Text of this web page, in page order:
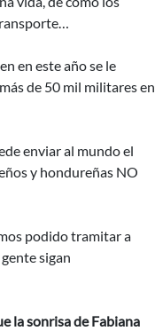
en este año se le
de 50 mil militares en
enviar al mundo el
y hondureñas NO
podido tramitar a
sigan
la sonrisa de Fabiana